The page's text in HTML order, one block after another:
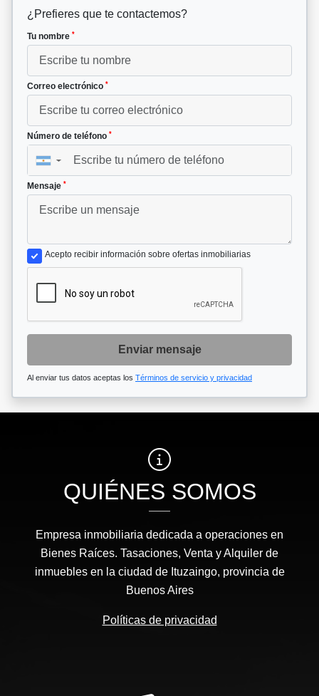
¿Prefieres que te contactemos?
Tu nombre *
Correo electrónico *
Número de teléfono *
▼
Mensaje *
Acepto recibir información sobre ofertas inmobiliarias
Enviar mensaje
Al enviar tus datos aceptas los Términos de servicio y privacidad
QUIÉNES SOMOS
Empresa inmobiliaria dedicada a operaciones en
Bienes Raíces. Tasaciones, Venta y Alquiler de
inmuebles en la ciudad de Ituzaingo, provincia de
Buenos Aires
Políticas de privacidad